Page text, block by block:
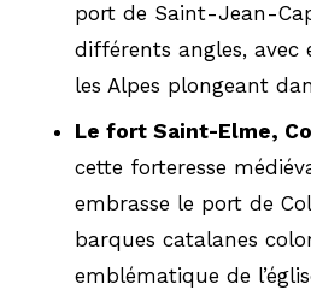
port de Saint-Jean-
différents angles, avec
les Alpes plongeant
Le fort Saint-Elme,
cette forteresse
embrasse le port de
barques catalanes
emblématique de